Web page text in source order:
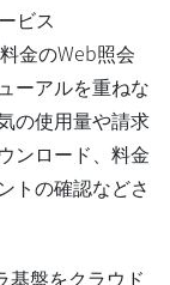
ビス
金のWeb照会
ーアルを重ねな
の使用量や請求
ンロード、料金
トの確認などさ
基盤をクラウド